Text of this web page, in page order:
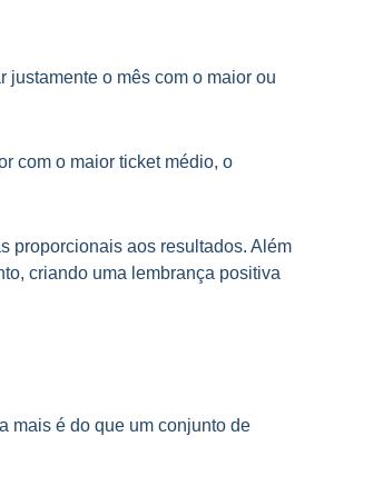
o mês com o maior ou
com o maior ticket médio, o
proporcionais aos resultados. Além
criando uma lembrança positiva
mais é do que um conjunto de